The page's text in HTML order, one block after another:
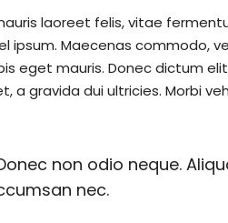
laoreet felis, vitae
ipsum. Maecenas commodo,
eget mauris. Donec dictum
a gravida dui ultricies. Morbi
non odio neque.
nec.